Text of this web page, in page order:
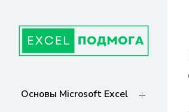
содержанию
СТРАНИЦА
путь к экспертности!
Основы Microsoft Excel